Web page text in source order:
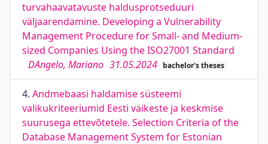
turvahaavatavuste haldusprotseduuri
väljaarendamine. Developing a Vulnerability
Management Procedure for Small- and Medium-
sized Companies Using the ISO27001 Standard
DAngelo, Mariano 31.05.2024 bachelor's theses
4. Andmebaasi haldamise süsteemi
valikukriteeriumid Eesti väikeste ja keskmise
suurusega ettevõtetele. Selection Criteria of the
Database Management System for Estonian